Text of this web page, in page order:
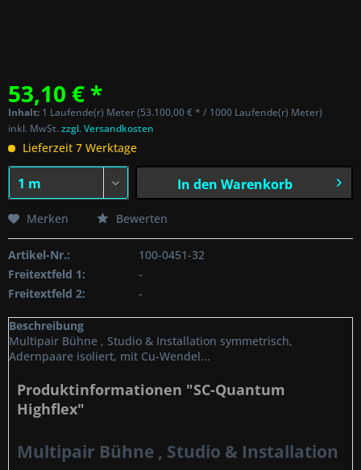
53,10 € *
Inhalt: 1 Laufende(r) Meter (53.100,00 € * / 1000 Laufende(r) Meter)
inkl. MwSt.zzgl. Versandkosten
Lieferzeit 7 Werktage
In den Warenkorb
Merken Bewerten
Artikel-Nr.:
100-0451-32
Freitextfeld 1:
-
Freitextfeld 2:
-
Beschreibung
Multipair Bühne , Studio & Installation symmetrisch,
Adernpaare isoliert, mit Cu-Wendel...
Produktinformationen "SC-Quantum
Highflex"
Multipair Bühne , Studio & Installation